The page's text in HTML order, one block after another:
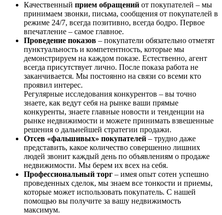
Качественный прием обращений от покупателей – мы
принимаем звонки, письма, сообщения от покупателей в
режиме 24/7, всегда позитивно, всегда бодро. Первое
впечатление – самое главное.
Проведение показов – покупатели обязательно отметят
пунктуальность и компетентность, которые мы
демонстрируем на каждом показе. Естественно, агент
всегда присутствует лично. После показа работа не
заканчивается. Мы постоянно на связи со всеми кто
проявил интерес.
Регулярные исследования конкурентов – вы точно
знаете, как ведут себя на рынке ваши прямые
конкуренты, знаете главные новости и тенденции на
рынке недвижимости и можете принимать взвешенные
решения о дальнейшей стратегии продажи.
Отсев «фальшивых» покупателей – трудно даже
представить, какое количество совершенно лишних
людей звонит каждый день по объявлениям о продаже
недвижимости. Мы берем их всех на себя.
Профессиональный торг – имея опыт сотен успешно
проведенных сделок, мы знаем все тонкости и приемы,
которые может использовать покупатель. С нашей
помощью вы получите за вашу недвижимость
максимум.